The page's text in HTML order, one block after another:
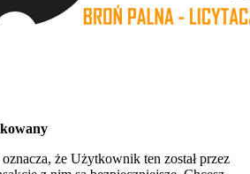
że Użytkownik ten został przez